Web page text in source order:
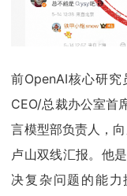
前OpenAI核心研
CEO/总裁办公室首
言模型部负责人，
卢山双线汇报。他
决复杂问题的能